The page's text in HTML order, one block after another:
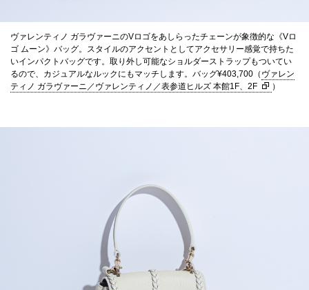
ヴァレンティノ ガラヴァーニのVロゴをあしらったチェーンが象徴的な《Vロ
ゴ ムーン》バッグ。スタイルのアクセントとしてアクセサリー感覚で持ちた
いインパクトバッグです。取り外し可能なショルダーストラップもついてい
るので、カジュアルなルックにもマッチします。バッグ¥403,700（ ヴァレン
ティノ ガラヴァーニ／ヴァレンティノ／表参道ヒルズ 本館1F、2F
）